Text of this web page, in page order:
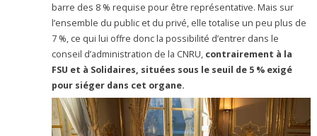
barre des 8 % requise pour être représentative. Mais sur
l’ensemble du public et du privé, elle totalise un peu plus de
7 %, ce qui lui offre donc la possibilité d’entrer dans le
conseil d’administration de la CNRU, contrairement à la
FSU et à Solidaires, situées sous le seuil de 5 % exigé
pour siéger dans cet organe.